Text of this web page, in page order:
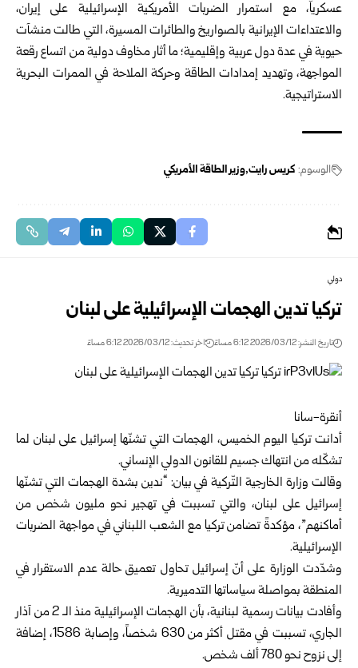
عسكرياً، مع استمرار الضربات الأمريكية الإسرائيلية على إيران،
والاعتداءات الإيرانية بالصواريخ والطائرات المسيرة، التي طالت منشآت
حيوية في عدة دول عربية وإقليمية؛ ما أثار مخاوف دولية من اتساع رقعة
المواجهة، وتهديد إمدادات الطاقة وحركة الملاحة في الممرات البحرية
الاستراتيجية.
الوسوم: كريس رايت وزير الطاقة الأمريكي
دولي
تركيا تدين الهجمات الإسرائيلية على لبنان
تاريخ النشر: 2026/03/12 6:12 مساءً اخر تحديث: 2026/03/12 6:12 مساءً
أنقرة-سانا
أدانت تركيا اليوم الخميس، الهجمات التي تشنّها إسرائيل على لبنان لما
تشكّله من انتهاك جسيم للقانون الدولي الإنساني.
وقالت وزارة الخارجية التّركية في بيان: “ندين بشدة الهجمات التي تشنّها
إسرائيل على لبنان، والتي تسببت في تهجير نحو مليون شخص من
أماكنهم”، مؤكدةً تضامن تركيا مع الشعب اللبناني في مواجهة الضربات
الإسرائيلية.
وشدّدت الوزارة على أنّ إسرائيل تحاول تعميق حالة عدم الاستقرار في
المنطقة بمواصلة سياساتها التدميرية.
وأفادت بيانات رسمية لبنانية، بأن الهجمات الإسرائيلية منذ الـ 2 من آذار
الجاري، تسببت في مقتل أكثر من 630 شخصاً، وإصابة 1586، إضافة
إلى نزوح نحو 780 ألف شخص.